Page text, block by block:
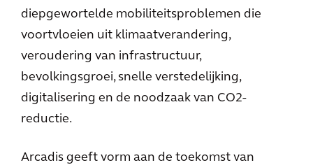
diepgewortelde mobiliteitsproblemen die
voortvloeien uit klimaatverandering,
veroudering van infrastructuur,
bevolkingsgroei, snelle verstedelijking,
digitalisering en de noodzaak van CO2-
reductie.
Arcadis geeft vorm aan de toekomst van